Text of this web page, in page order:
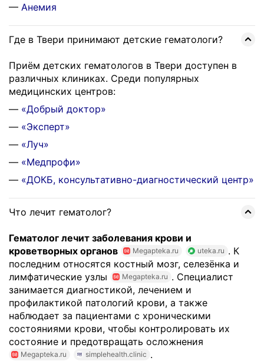
— Анемия
Где в Твери принимают детские гематологи?
Приём детских гематологов в Твери доступен в
различных клиниках. Среди популярных
медицинских центров:
— «Добрый доктор»
— «Эксперт»
— «Луч»
— «Медпрофи»
— «ДОКБ, консультативно-диагностический центр»
Что лечит гематолог?
Гематолог лечит заболевания крови и
кроветворных органов
Megapteka.ru uteka.ru . К
последним относятся костный мозг, селезёнка и
лимфатические узлы
Megapteka.ru . Специалист
занимается диагностикой, лечением и
профилактикой патологий крови, а также
наблюдает за пациентами с хроническими
состояниями крови, чтобы контролировать их
состояние и предотвращать осложнения
Megapteka.ru simplehealth.clinic .